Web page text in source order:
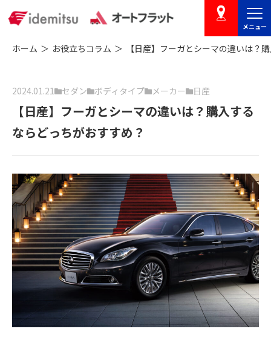
店舗を探す
メニュー
ホーム お役立ちコラム 【日産】フーガとシーマの違いは？
2024.01.21 セダン ボディタイプ メーカー 日産
【日産】フーガとシーマの違いは？購入する
ならどっちがおすすめ？